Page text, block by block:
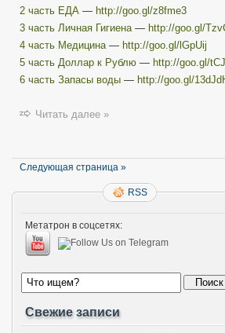
2 часть ЕДА — http://goo.gl/z8fme3
3 часть Личная Гигиена — http://goo.gl/
4 часть Медицина — http://goo.gl/lGpUij
5 часть Доллар к Рублю — http://goo.gl/
6 часть Запасы воды — http://goo.gl/
Читать далее »
Следующая страница »
RSS
Метатрон в соцсетях:
Свежие записи